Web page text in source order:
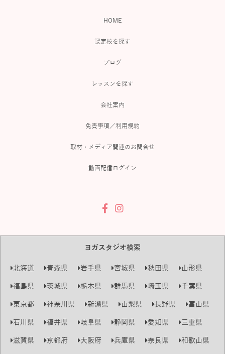
HOME
認定校を探す
ブログ
レッスンを探す
会社案内
免責事項／利用規約
取材・メディア関連のお問合せ
動画配信ログイン
ヨガスタジオ検索
北海道 青森県 岩手県 宮城県 秋田県
山形県
福島県
茨城県 栃木県 群馬県 埼玉県
千葉県
東京都
神奈川県 新潟県 山梨県 長野県
富山県
石川県
福井県 岐阜県 静岡県 愛知県
三重県
滋賀県
京都府 大阪府 兵庫県 奈良県
和歌山県